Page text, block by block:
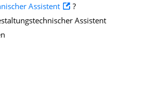
Assistent
?
Assistent